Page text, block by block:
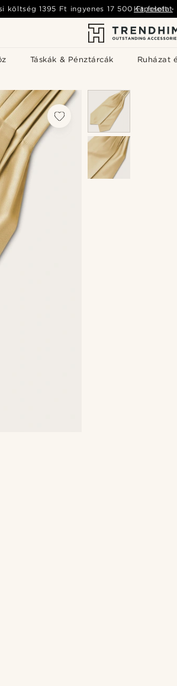
Táskák & Pénztárcák Ruházat
költség1395 Ft ingyenes 17 500 Ft felett-
Kapcsolat